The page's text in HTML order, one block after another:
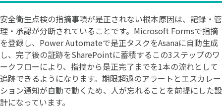
安全衛生点検の指摘事項が是正されない根本原因は、記録・管
理・承認が分断されていることです。Microsoft Formsで指摘
を登録し、Power Automateで是正タスクをAsanaに自動生成
し、完了後の証跡をSharePointに蓄積するこの3ステップのワ
ークフローにより、指摘から是正完了までを1本の流れとして
追跡できるようになります。期限超過のアラートとエスカレー
ション通知が自動で動くため、人が忘れることを前提にした設
計になっています。